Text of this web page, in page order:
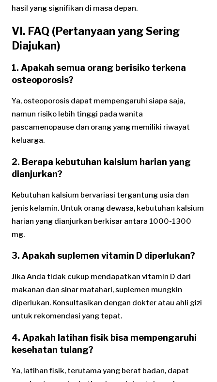
hasil yang signifikan di masa depan.
VI. FAQ (Pertanyaan yang Sering
Diajukan)
1. Apakah semua orang berisiko terkena
osteoporosis?
Ya, osteoporosis dapat mempengaruhi siapa saja,
namun risiko lebih tinggi pada wanita
pascamenopause dan orang yang memiliki riwayat
keluarga.
2. Berapa kebutuhan kalsium harian yang
dianjurkan?
Kebutuhan kalsium bervariasi tergantung usia dan
jenis kelamin. Untuk orang dewasa, kebutuhan kalsium
harian yang dianjurkan berkisar antara 1000-1300
mg.
3. Apakah suplemen vitamin D diperlukan?
Jika Anda tidak cukup mendapatkan vitamin D dari
makanan dan sinar matahari, suplemen mungkin
diperlukan. Konsultasikan dengan dokter atau ahli gizi
untuk rekomendasi yang tepat.
4. Apakah latihan fisik bisa mempengaruhi
kesehatan tulang?
Ya, latihan fisik, terutama yang berat badan, dapat